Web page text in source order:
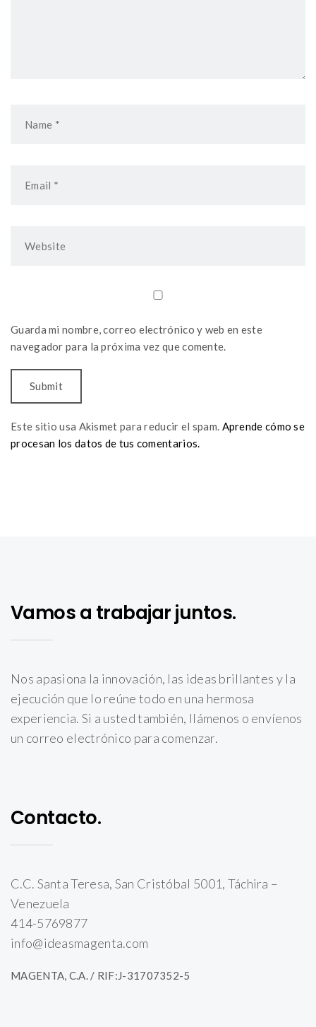
Guarda mi nombre, correo electrónico y web en este
navegador para la próxima vez que comente.
Este sitio usa Akismet para reducir el spam. Aprende cómo se
procesan los datos de tus comentarios.
Vamos a trabajar juntos.
Nos apasiona la innovación, las ideas brillantes y la
ejecución que lo reúne todo en una hermosa
experiencia. Si a usted también, llámenos o envíenos
un correo electrónico para comenzar.
Contacto.
C.C. Santa Teresa, San Cristóbal 5001, Táchira –
Venezuela
414-5769877
info@ideasmagenta.com
MAGENTA, C.A. / RIF:J-31707352-5